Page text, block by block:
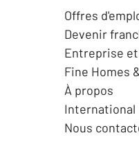
Offres
Devenir
Entreprise
Fine Homes
À propos
International
Nous